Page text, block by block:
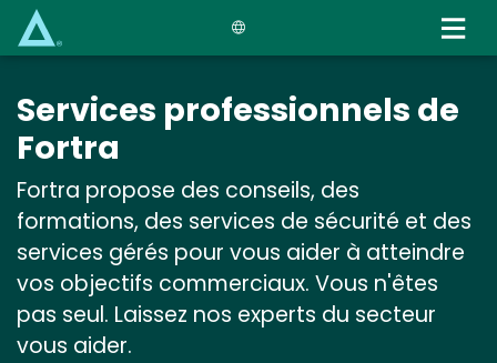
content
Services professionnels de
Fortra
Fortra propose des conseils, des
formations, des services de sécurité et des
services gérés pour vous aider à atteindre
vos objectifs commerciaux. Vous n'êtes
pas seul. Laissez nos experts du secteur
vous aider.